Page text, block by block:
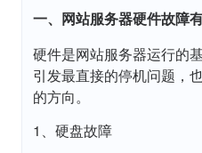
一、网站服务器硬件故障
硬件是网站服务器运行的
引发最直接的停机问题，
的方向。
1、硬盘故障